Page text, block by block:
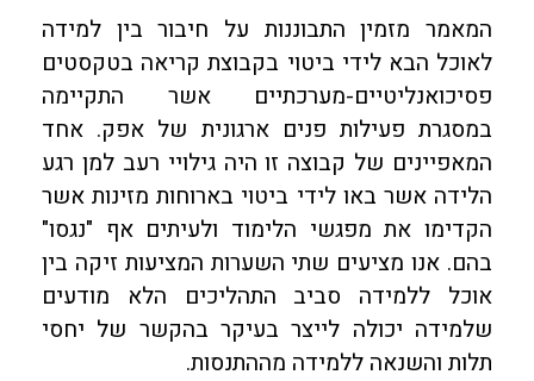
המאמר מזמין התבוננות על חיבור בין למידה
לאוכל הבא לידי ביטוי בקבוצת קריאה בטקסטים
פסיכואנליטיים-מערכתיים אשר התקיימה
במסגרת פעילות פנים ארגונית של אפק. אחד
המאפיינים של קבוצה זו היה גילויי רעב למן רגע
הלידה אשר באו לידי ביטוי בארוחות מזינות אשר
הקדימו את מפגשי הלימוד ולעיתים אף "נגסו"
בהם. אנו מציעים שתי השערות המציעות זיקה בין
אוכל ללמידה סביב התהליכים הלא מודעים
שלמידה יכולה לייצר בעיקר בהקשר של יחסי
תלות והשנאה ללמידה מההתנסות.